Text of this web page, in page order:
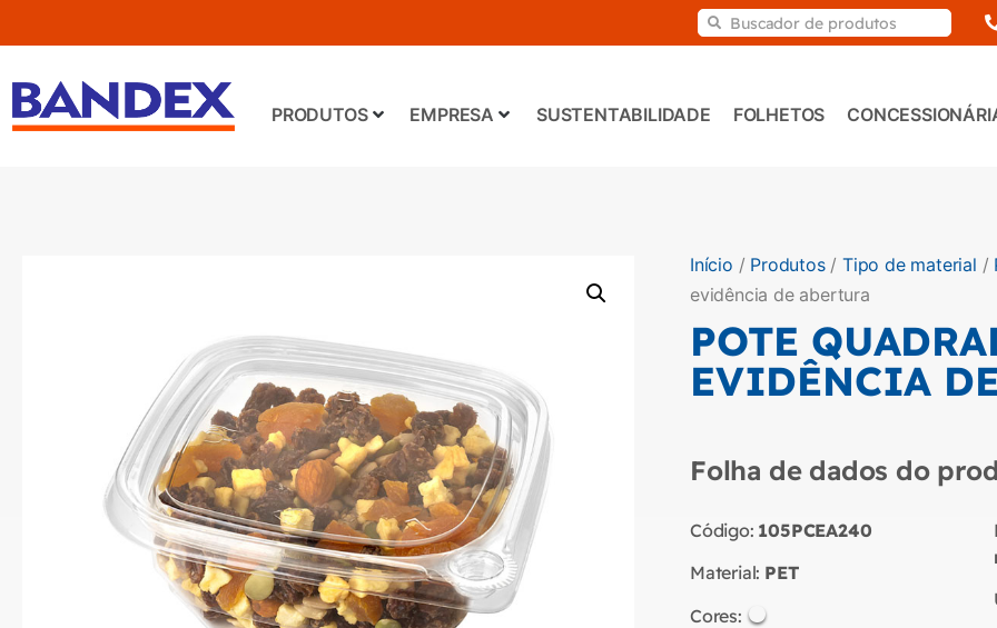
PRODUTOS EMPRESA SUSTENTABILIDADE FOLHETOS
Início / Produtos/Tipo de material /
evidência de abertura
POTE
EVIDÊNCIA
Folha de dados do
Código: 105PCEA240
Material: PET
Cores: